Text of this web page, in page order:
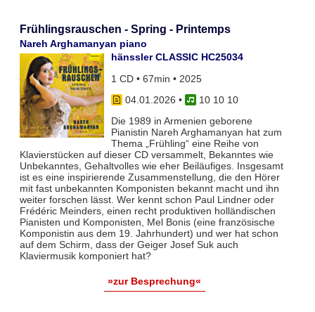
Frühlingsrauschen - Spring - Printemps
Nareh Arghamanyan piano
hänssler CLASSIC HC25034
1 CD • 67min • 2025
04.01.2026 •
10 10 10
Die 1989 in Armenien geborene
Pianistin Nareh Arghamanyan hat zum
Thema „Frühling“ eine Reihe von
Klavierstücken auf dieser CD versammelt, Bekanntes wie
Unbekanntes, Gehaltvolles wie eher Beiläufiges. Insgesamt
ist es eine inspirierende Zusammenstellung, die den Hörer
mit fast unbekannten Komponisten bekannt macht und ihn
weiter forschen lässt. Wer kennt schon Paul Lindner oder
Frédéric Meinders, einen recht produktiven holländischen
Pianisten und Komponisten, Mel Bonis (eine französische
Komponistin aus dem 19. Jahrhundert) und wer hat schon
auf dem Schirm, dass der Geiger Josef Suk auch
Klaviermusik komponiert hat?
»zur Besprechung«